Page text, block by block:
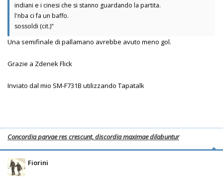
indiani e i cinesi che si stanno guardando la partita.
l'nba ci fa un baffo.
sossoldi (cit.)"
Una semifinale di pallamano avrebbe avuto meno gol.
Grazie a Zdenek Flick
Inviato dal mio SM-F731B utilizzando Tapatalk
Concordia parvae res crescunt, discordia maximae dilabuntur
Fiorini